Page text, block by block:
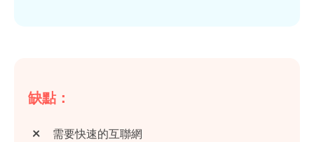
缺點：
需要快速的互聯網